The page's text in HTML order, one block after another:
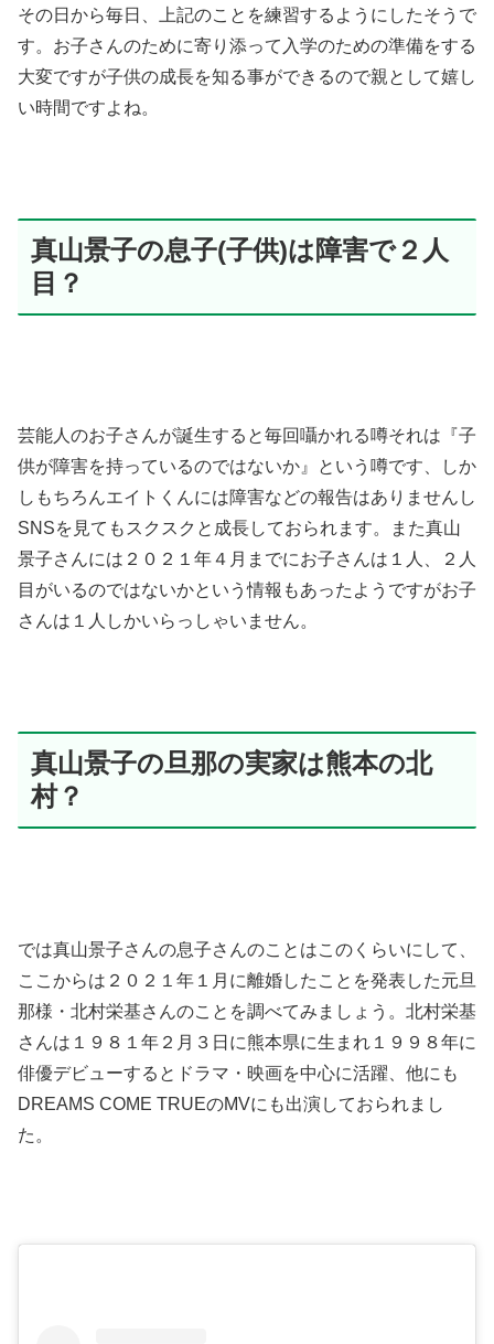
その日から毎日、上記のことを練習するようにしたそうで
す。お子さんのために寄り添って入学のための準備をする
大変ですが子供の成長を知る事ができるので親として嬉し
い時間ですよね。
真山景子の息子(子供)は障害で２人
目？
芸能人のお子さんが誕生すると毎回囁かれる噂それは『子
供が障害を持っているのではないか』という噂です、しか
しもちろんエイトくんには障害などの報告はありませんし
SNSを見てもスクスクと成長しておられます。また真山
景子さんには２０２１年４月までにお子さんは１人、２人
目がいるのではないかという情報もあったようですがお子
さんは１人しかいらっしゃいません。
真山景子の旦那の実家は熊本の北
村？
では真山景子さんの息子さんのことはこのくらいにして、
ここからは２０２１年１月に離婚したことを発表した元旦
那様・北村栄基さんのことを調べてみましょう。北村栄基
さんは１９８１年２月３日に熊本県に生まれ１９９８年に
俳優デビューするとドラマ・映画を中心に活躍、他にも
DREAMS COME TRUEのMVにも出演しておられまし
た。